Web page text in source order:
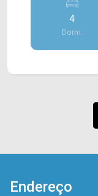
área de serviço. > 04 dormitórios, sendo 01 suíte;
> 05
04 vagas de garagem. Localizado
o imóvel
com a nossa
visita!!
mudança!
4
Dorm.
Endereço